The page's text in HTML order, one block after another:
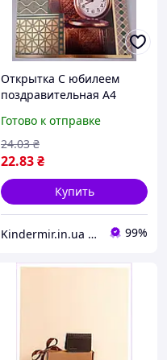
Открытка С юбилеем
поздравительная А4
Готово к отправке
22.83₴
24.03 ₴
Купить
Kindermir.in.ua интернет-магазин 99%